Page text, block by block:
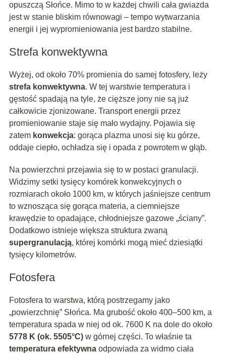
opuszczą Słońce. Mimo to w każdej chwili cała gwiazda
jest w stanie bliskim równowagi – tempo wytwarzania
energii i jej wypromieniowania jest bardzo stabilne.
Strefa konwektywna
Wyżej, od około 70% promienia do samej fotosfery, leży
strefa konwektywna. W tej warstwie temperatura i
gęstość spadają na tyle, że cięższe jony nie są już
całkowicie zjonizowane. Transport energii przez
promieniowanie staje się mało wydajny. Pojawia się
zatem konwekcja: gorąca plazma unosi się ku górze,
oddaje ciepło, ochładza się i opada z powrotem w głąb.
Na powierzchni przejawia się to w postaci granulacji.
Widzimy setki tysięcy komórek konwekcyjnych o
rozmiarach około 1000 km, w których jaśniejsze centrum
to wznosząca się gorąca materia, a ciemniejsze
krawędzie to opadające, chłodniejsze gazowe „ściany”.
Dodatkowo istnieje większa struktura zwaną
supergranulacją, której komórki mogą mieć dziesiątki
tysięcy kilometrów.
Fotosfera
Fotosfera to warstwa, którą postrzegamy jako
„powierzchnię” Słońca. Ma grubość około 400–500 km, a
temperatura spada w niej od ok. 7600 K na dole do około
5778 K (ok. 5505°C)w górnej części. To właśnie ta
temperatura efektywnaodpowiada za widmo ciała